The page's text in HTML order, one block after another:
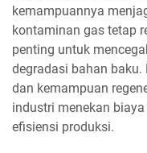
kemampuannya
kontaminan gas tetap
penting untuk
degradasi bahan
dan kemampuan
industri menekan
efisiensi produksi.